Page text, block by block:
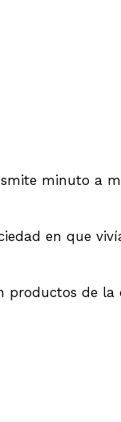
minuto a
en que
de la